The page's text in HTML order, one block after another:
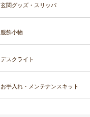
玄関グッズ・スリッパ
服飾小物
デスクライト
お手入れ・メンテナンスキット